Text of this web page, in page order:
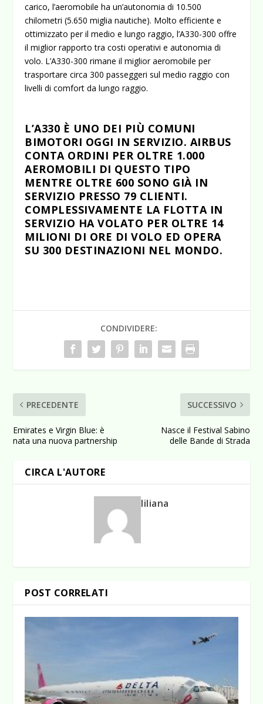
carico, l’aeromobile ha un’autonomia di 10.500
chilometri (5.650 miglia nautiche). Molto efficiente e
ottimizzato per il medio e lungo raggio, l’A330-300 offre
il miglior rapporto tra costi operativi e autonomia di
volo. L’A330-300 rimane il miglior aeromobile per
trasportare circa 300 passeggeri sul medio raggio con
livelli di comfort da lungo raggio.
L’A330 È UNO DEI PIÙ COMUNI
BIMOTORI OGGI IN SERVIZIO. AIRBUS
CONTA ORDINI PER OLTRE 1.000
AEROMOBILI DI QUESTO TIPO
MENTRE OLTRE 600 SONO GIÀ IN
SERVIZIO PRESSO 79 CLIENTI.
COMPLESSIVAMENTE LA FLOTTA IN
SERVIZIO HA VOLATO PER OLTRE 14
MILIONI DI ORE DI VOLO ED OPERA
SU 300 DESTINAZIONI NEL MONDO.
CONDIVIDERE:
PRECEDENTE
Emirates e Virgin Blue: è
nata una nuova partnership
SUCCESSIVO
Nasce il Festival Sabino
delle Bande di Strada
CIRCA L'AUTORE
liliana
POST CORRELATI